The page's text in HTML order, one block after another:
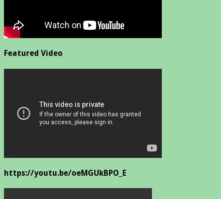
Featured Video
https://youtu.be/oeMGUkBPO_E